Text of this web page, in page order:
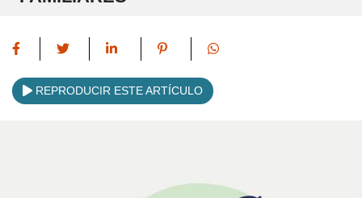
REPRODUCIR ESTE ARTÍCULO